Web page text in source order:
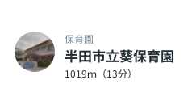
保育園
半田市立葵保育園
1019ｍ（13分）